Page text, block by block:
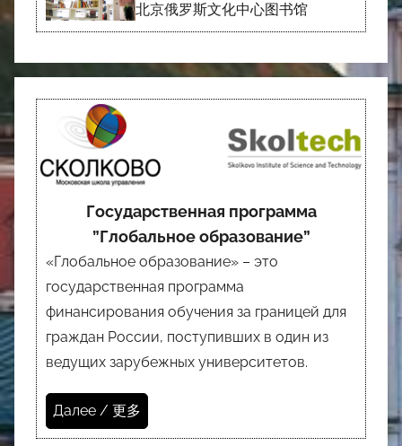
北京俄罗斯文化中心图书馆
Государственная программа
”Глобальное образование”
«Глобальное образование» – это
государственная программа
финансирования обучения за границей для
граждан России, поступивших в один из
ведущих зарубежных университетов.
Далее / 更多